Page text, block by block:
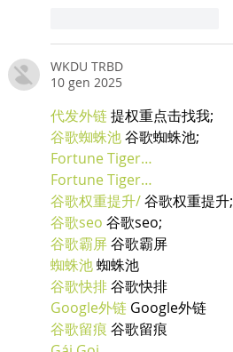
WKDU TRBD
10 gen 2025
代发外链 提权重点击找我;
谷歌蜘蛛池 谷歌蜘蛛池;
Fortune Tiger…
Fortune Tiger…
谷歌权重提升/ 谷歌权重提升;
谷歌seo 谷歌seo;
谷歌霸屏 谷歌霸屏
蜘蛛池 蜘蛛池
谷歌快排 谷歌快排
Google外链 Google外链
谷歌留痕 谷歌留痕